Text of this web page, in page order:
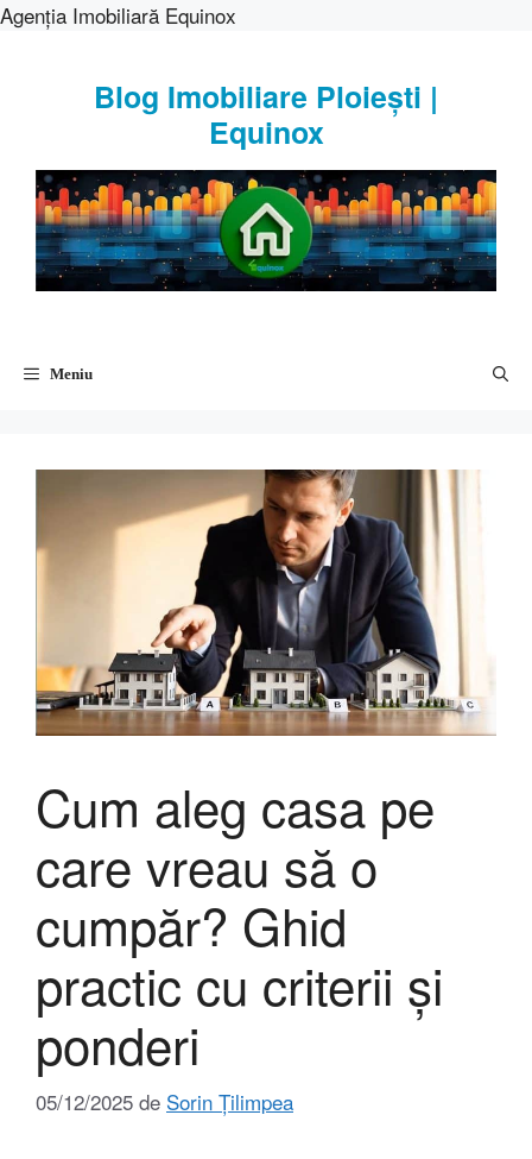
Agenția Imobiliară Equinox
Blog Imobiliare Ploiești |
Equinox
Meniu
Cum aleg casa pe
care vreau să o
cumpăr? Ghid
practic cu criterii și
ponderi
05/12/2025 de Sorin Țilimpea